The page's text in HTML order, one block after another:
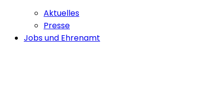
Aktuelles
Presse
Jobs und Ehrenamt